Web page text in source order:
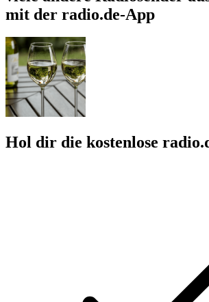
mit der radio.de-App
Hol dir die kostenlose